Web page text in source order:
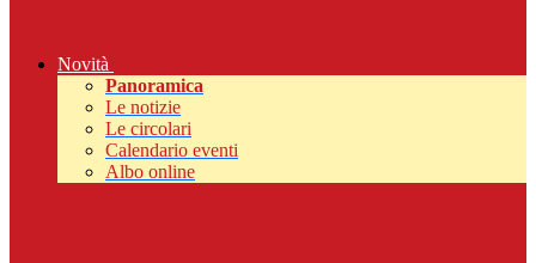
Novità
Panoramica
Le notizie
Le circolari
Calendario eventi
Albo online